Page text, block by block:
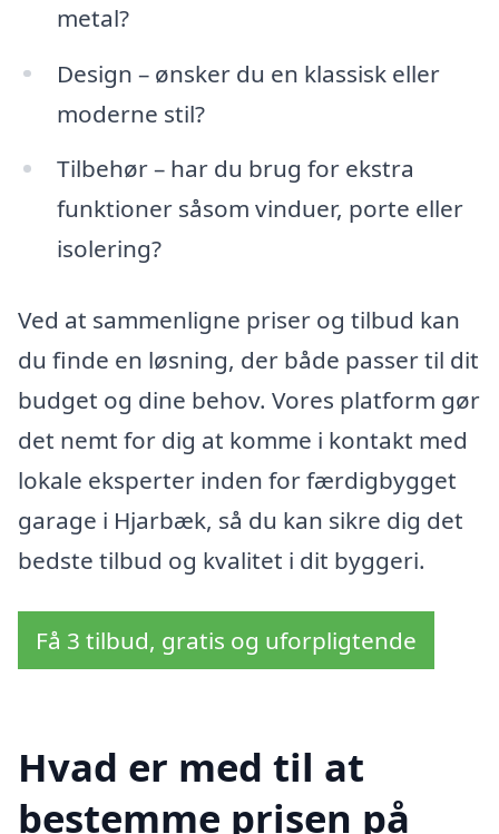
metal?
Design – ønsker du en klassisk eller
moderne stil?
Tilbehør – har du brug for ekstra
funktioner såsom vinduer, porte eller
isolering?
Ved at sammenligne priser og tilbud kan
du finde en løsning, der både passer til dit
budget og dine behov. Vores platform gør
det nemt for dig at komme i kontakt med
lokale eksperter inden for færdigbygget
garage i Hjarbæk, så du kan sikre dig det
bedste tilbud og kvalitet i dit byggeri.
Få 3 tilbud, gratis og uforpligtende
Hvad er med til at
bestemme prisen på